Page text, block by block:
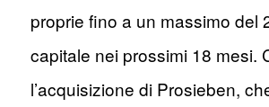
proprie fino a un massimo del
capitale nei prossimi 18 mesi.
l’acquisizione di Prosieben,